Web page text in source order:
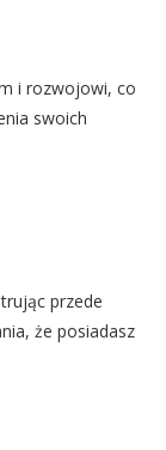
i rozwojowi, co
swoich
przede
że posiadasz